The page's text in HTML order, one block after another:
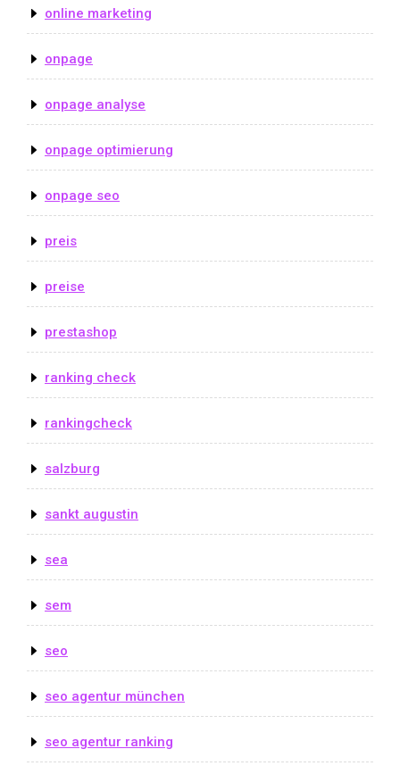
online marketing
onpage
onpage analyse
onpage optimierung
onpage seo
preis
preise
prestashop
ranking check
rankingcheck
salzburg
sankt augustin
sea
sem
seo
seo agentur münchen
seo agentur ranking